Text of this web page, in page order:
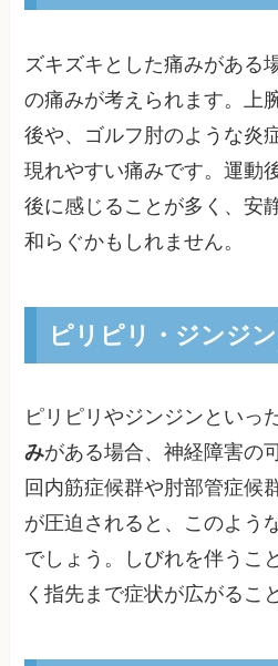
ズキズキとした痛みがある
の痛みが考えられます。上
後や、ゴルフ肘のような炎
現れやすい痛みです。運動
後に感じることが多く、安
和らぐかもしれません。
ピリピリ・ジンジ
ピリピリやジンジンといっ
みがある場合、神経障害の
回内筋症候群や肘部管症候
が圧迫されると、このよう
でしょう。しびれを伴うこ
く指先まで症状が広がるこ